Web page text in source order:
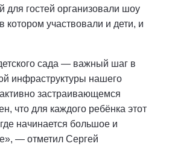
гостей организовали шоу
участвовали и дети, и
сада — важный шаг в
инфраструктуры нашего
застраивающемся
что для каждого ребёнка этот
начинается большое и
— отметил Сергей